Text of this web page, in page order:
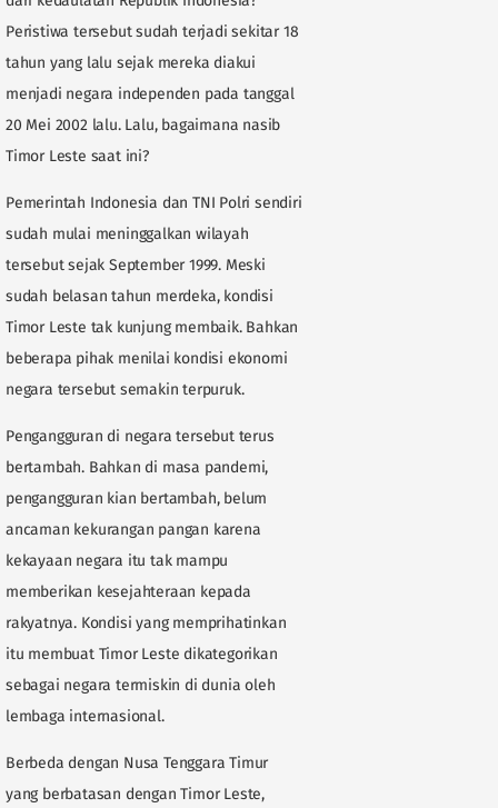
Peristiwa tersebut sudah terjadi sekitar 18
tahun yang lalu sejak mereka diakui
menjadi negara independen pada tanggal
20 Mei 2002 lalu. Lalu, bagaimana nasib
Timor Leste saat ini?
Pemerintah Indonesia dan TNI Polri sendiri
sudah mulai meninggalkan wilayah
tersebut sejak September 1999. Meski
sudah belasan tahun merdeka, kondisi
Timor Leste tak kunjung membaik. Bahkan
beberapa pihak menilai kondisi ekonomi
negara tersebut semakin terpuruk.
Pengangguran di negara tersebut terus
bertambah. Bahkan di masa pandemi,
pengangguran kian bertambah, belum
ancaman kekurangan pangan karena
kekayaan negara itu tak mampu
memberikan kesejahteraan kepada
rakyatnya. Kondisi yang memprihatinkan
itu membuat Timor Leste dikategorikan
sebagai negara termiskin di dunia oleh
lembaga internasional.
Berbeda dengan Nusa Tenggara Timur
yang berbatasan dengan Timor Leste,